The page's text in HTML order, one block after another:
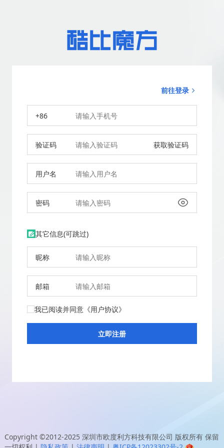
前往登录
+86
验证码 获取验证码
用户名
密码
其它信息(可跳过)
昵称
邮箱
我已阅读并同意 《用户协议》
Copyright ©2012-2025 深圳市欧度利方科技有限公司 版权所有 保留